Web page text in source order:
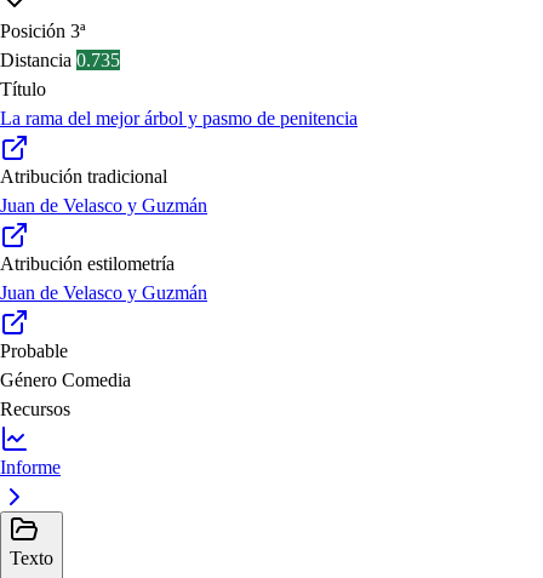
Posición 3ª
Distancia 0.735
Título
La rama del mejor árbol y pasmo de penitencia
Atribución tradicional
Juan de Velasco y Guzmán
Atribución estilometría
Juan de Velasco y Guzmán
Probable
Género Comedia
Recursos
Informe
Texto